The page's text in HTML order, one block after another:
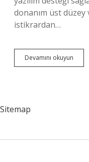
donanım üst
istikrardan…
Devamını okuyun
Kaç
Sitemap